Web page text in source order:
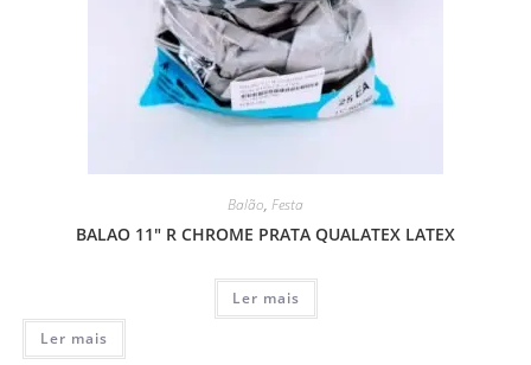
Balão, Festa
BALAO 11″ R CHROME PRATA QUALATEX LATEX
Ler mais
Ler mais